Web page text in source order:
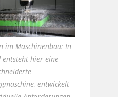
im Maschinenbau: In
entsteht hier eine
entwickelt